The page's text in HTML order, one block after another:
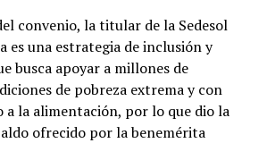
convenio, la titular de la Sedesol
es una estrategia de inclusión y
busca apoyar a millones de
de pobreza extrema y con
a la alimentación, por lo que dio la
ofrecido por la benemérita